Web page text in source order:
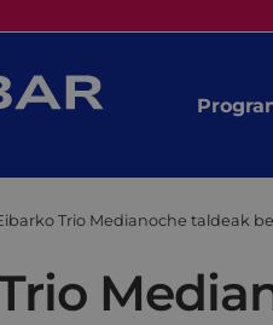
Trio Medianoche taldeak